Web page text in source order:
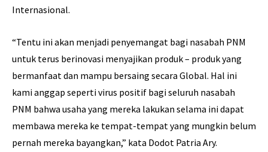
Internasional.
“Tentu ini akan menjadi penyemangat bagi nasabah PNM
untuk terus berinovasi menyajikan produk – produk yang
bermanfaat dan mampu bersaing secara Global. Hal ini
kami anggap seperti virus positif bagi seluruh nasabah
PNM bahwa usaha yang mereka lakukan selama ini dapat
membawa mereka ke tempat-tempat yang mungkin belum
pernah mereka bayangkan,” kata Dodot Patria Ary.